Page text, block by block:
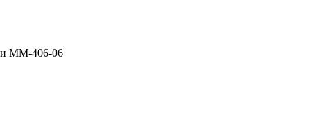
ММ-406-06